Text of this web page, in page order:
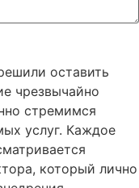
оставить
чрезвычайно
стремимся
услуг. Каждое
который лично